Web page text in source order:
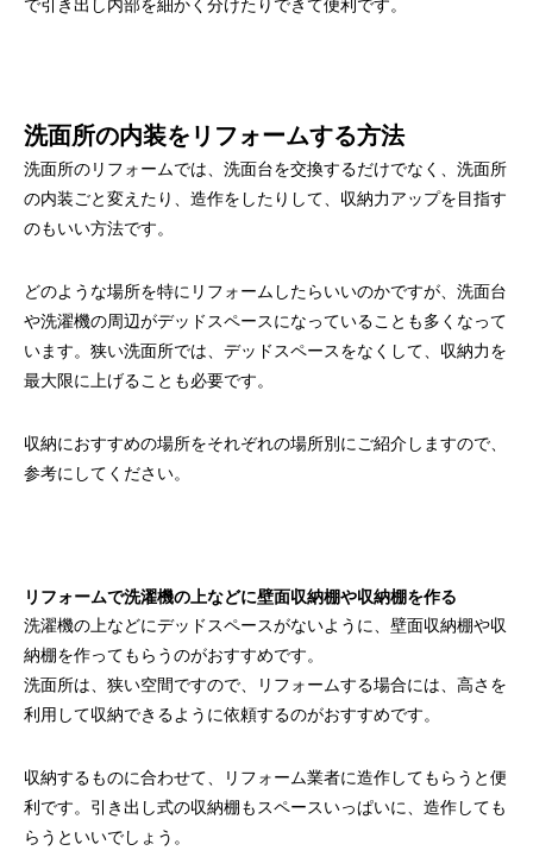
で引き出し内部を細かく分けたりできて便利です。
洗面所の内装をリフォームする方法
洗面所のリフォームでは、洗面台を交換するだけでなく、洗面所
の内装ごと変えたり、造作をしたりして、収納力アップを目指す
のもいい方法です。
どのような場所を特にリフォームしたらいいのかですが、洗面台
や洗濯機の周辺がデッドスペースになっていることも多くなって
います。狭い洗面所では、デッドスペースをなくして、収納力を
最大限に上げることも必要です。
収納におすすめの場所をそれぞれの場所別にご紹介しますので、
参考にしてください。
リフォームで洗濯機の上などに壁面収納棚や収納棚を作る
洗濯機の上などにデッドスペースがないように、壁面収納棚や収
納棚を作ってもらうのがおすすめです。
洗面所は、狭い空間ですので、リフォームする場合には、高さを
利用して収納できるように依頼するのがおすすめです。
収納するものに合わせて、リフォーム業者に造作してもらうと便
利です。引き出し式の収納棚もスペースいっぱいに、造作しても
らうといいでしょう。